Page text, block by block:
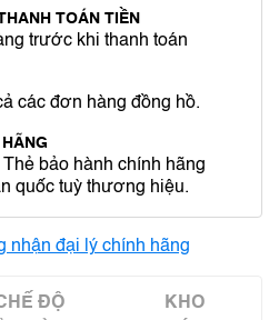
TOÁN TIỀN
trước khi thanh toán
các đơn hàng đồng hồ.
bảo hành chính hãng
quốc tuỳ thương hiệu.
nhận đại lý chính hãng
ĐỘ
KHO